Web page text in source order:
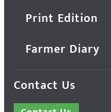
Print Edition
Farmer Diary
Contact Us